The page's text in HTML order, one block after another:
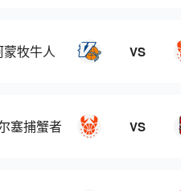
蒙牧牛人 VS
塞捕蟹者 VS